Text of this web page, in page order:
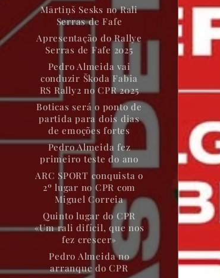
Mārtiņš Sesks no Rali
Serras de Fafe
Apresentação do Rallye
Serras de Fafe 2025
Pedro Almeida vai
conduzir Škoda Fabia
RS Rally2 no CPR 2025
Boticas será o ponto de
partida para dois dias
de emoções fortes
Pedro Almeida fez
primeiro teste do ano
ARC SPORT conquista o
2º lugar no CPR com
Miguel Correia
Quinto lugar do CPR
«Um rali difícil, que nos
fez crescer»
Pedro Almeida no
arranque do CPR